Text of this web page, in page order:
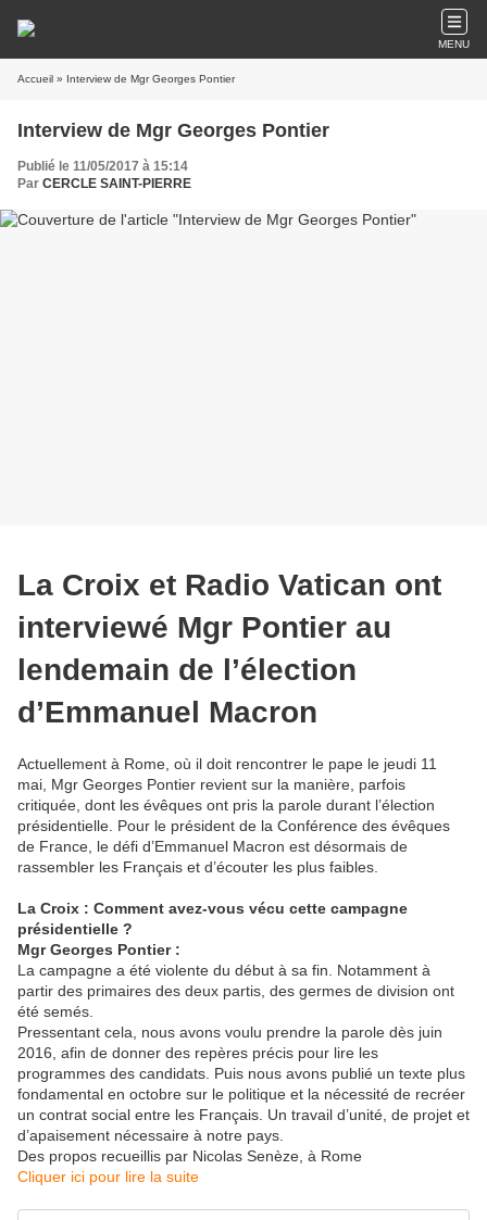
MENU
Accueil » Interview de Mgr Georges Pontier
Interview de Mgr Georges Pontier
Publié le 11/05/2017 à 15:14
Par CERCLE SAINT-PIERRE
La Croix et Radio Vatican ont
interviewé Mgr Pontier au
lendemain de l’élection
d’Emmanuel Macron
Actuellement à Rome, où il doit rencontrer le pape le jeudi 11
mai, Mgr Georges Pontier revient sur la manière, parfois
critiquée, dont les évêques ont pris la parole durant l’élection
présidentielle. Pour le président de la Conférence des évêques
de France, le défi d’Emmanuel Macron est désormais de
rassembler les Français et d’écouter les plus faibles.
La Croix : Comment avez-vous vécu cette campagne
présidentielle ?
Mgr Georges Pontier :
La campagne a été violente du début à sa fin. Notamment à
partir des primaires des deux partis, des germes de division ont
été semés.
Pressentant cela, nous avons voulu prendre la parole dès juin
2016, afin de donner des repères précis pour lire les
programmes des candidats. Puis nous avons publié un texte plus
fondamental en octobre sur le politique et la nécessité de recréer
un contrat social entre les Français. Un travail d’unité, de projet et
d’apaisement nécessaire à notre pays.
Des propos recueillis par Nicolas Senèze, à Rome
Cliquer ici pour lire la suite